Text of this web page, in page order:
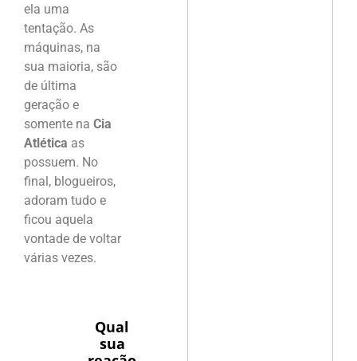
ela uma
tentação. As
máquinas, na
sua maioria, são
de última
geração e
somente na Cia
Atlética as
possuem. No
final, blogueiros,
adoram tudo e
ficou aquela
vontade de voltar
várias vezes.
Qual
sua